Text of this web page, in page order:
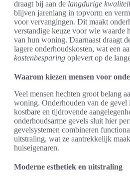
draagt bij aan de langdurige kwaliteit
blijven jarenlang in topvorm en
voor vervangingen. Dit maakt
verstandige keuze voor wie waarde
van hun woning. Daarnaast draagt
lagere onderhoudskosten, wat een
kostenbesparing oplevert op de
Waarom kiezen mensen voor
Veel mensen hechten groot belang
woning. Onderhouden van de gevel
kostbare en tijdrovende
onderhoudsarme gevels sluit hier
gevelsystemen combineren
uitstraling, wat ze aantrekkelijk
huiseigenaren.
Moderne esthetiek en uitstraling